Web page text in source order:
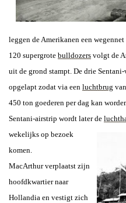
leggen de Amerikanen een
120 supergrote bulldozers volgt de
uit de grond stampt. De drie
opgelapt zodat via een luchtbrug
450 ton goederen per dag kan
Sentani-airstrip wordt later de
wekelijks op bezoek
komen.
MacArthur verplaatst zijn
hoofdkwartier naar
Hollandia en vestigt zich